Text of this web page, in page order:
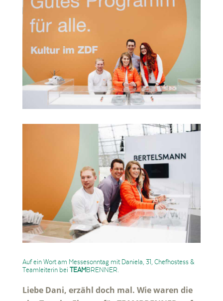
Auf ein Wort am Messesonntag mit Daniela, 31, Chefhostess &
Teamleiterin bei TEAMBRENNER.
Liebe Dani, erzähl doch mal. Wie waren die